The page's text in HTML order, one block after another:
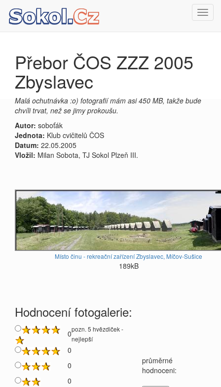
Přebor ČOS ZZZ 2005
Zbyslavec
Malá ochutnávka :o) fotografií mám asi 450 MB, takže bude
chvíli trvat, než se jimy prokoušu.
Autor: soboťák
Jednota: Klub cvičitelů ČOS
Datum: 22.05.2005
Vložil: Milan Sobota, TJ Sokol Plzeň III.
Místo činu - rekreační zařízení Zbyslavec, Míčov-Sušice
189kB
Hodnocení fotogalerie:
0pozn. 5 hvězdiček -
nejlepší
0
0
průměrné
hodnoceni:
0